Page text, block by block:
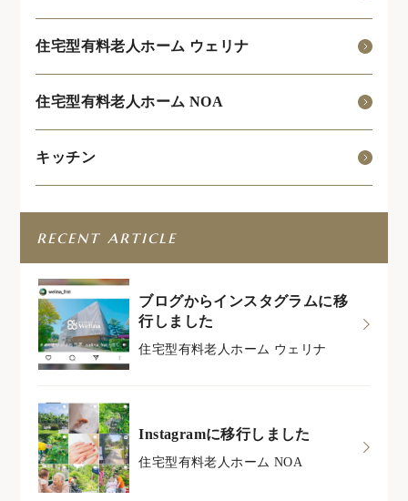
住宅型有料老人ホーム ウェリナ
住宅型有料老人ホーム NOA
キッチン
recent article
ブログからインスタグラムに移
行しました
住宅型有料老人ホーム ウェリナ
Instagramに移行しました
住宅型有料老人ホーム NOA